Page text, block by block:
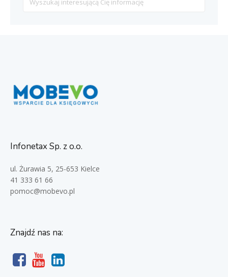
For
Infonetax Sp. z o.o.
ul. Żurawia 5, 25-653 Kielce
41 333 61 66
pomoc@mobevo.pl
Znajdź nas na: